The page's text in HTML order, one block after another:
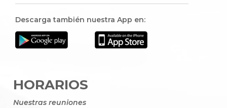
Descarga también nuestra App en:
HORARIOS
Nuestras reuniones